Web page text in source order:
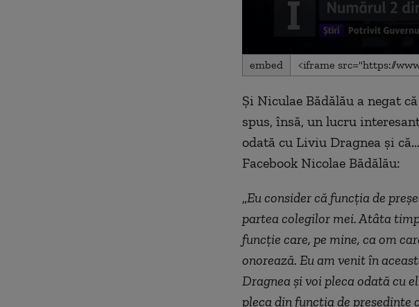
0
seconds
secondsVolume
embed
Şi Niculae Bădălău a negat
spus, însă, un lucru
odată cu Liviu Dragnea şi
Facebook Nicolae Bădălău:
„Eu consider că funcția de
partea colegilor mei. Atâta
funcție care, pe mine, ca om
onorează. Eu am venit în
Dragnea și voi pleca odată cu
pleca din funcția de președinte